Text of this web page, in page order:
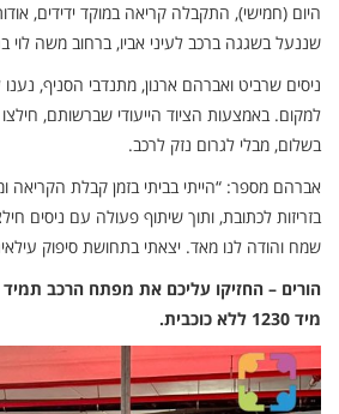
היום (חמישי), התקבלה קריאה במוקד ידידים,
שננעל בשגגה ברכב לעיני אביו, ברחוב משה לוי
ניסים שרביט ואברהם ארנון, מתנדבי הסניף,
למקום. באמצעות הציוד הייעודי שברשותם,
בשלום, מבלי לגרום נזק לרכב.
אברהם מספר: “הייתי בביתי בזמן קבלת הקריאה
בזריזות לכתובת, ותוך שיתוף פעולה עם ניסים
שמח והודה לנו מאד. יצאתי בתחושת סיפוק
הורים – החזיקו עליכם את מפתח הרכב
מיד 1230 ללא כוכבית.